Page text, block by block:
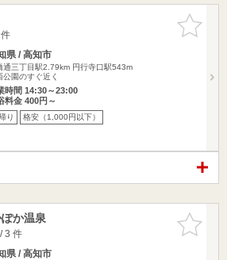
お気に入
りに追加
県 / 高知市
通三丁目駅2.79km 円行寺口駅543m
公園のすぐ近く
時間 14:30～23:00
料金 400円～
り 格安（1,000円以下）
お気に入
りに追加
か温泉
3 件
県 / 高知市